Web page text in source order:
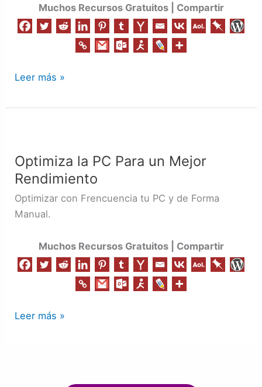
Muchos Recursos Gratuitos | Compartir
Leer más »
Optimiza la PC Para un Mejor
Rendimiento
Optimizar con Frencuencia tu PC y de Forma
Manual.
Muchos Recursos Gratuitos | Compartir
PC
Para
un
Mejor
Leer más »